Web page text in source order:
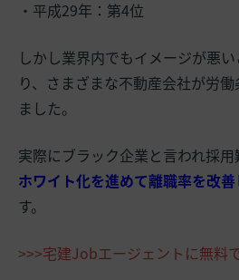
・平成29年：第4位
しかし業界内でもイメージが悪
り、さまざまな不動産会社が労
ました。
実際にブラック企業と言われ採用
ホワイト化を進めて離職率を改
す。
>>>宅建Jobエージェントに無料